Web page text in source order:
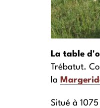
La table
Trébatut.
la
Situé à